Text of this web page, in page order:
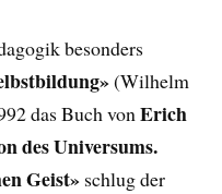
besonders
(Wilhelm
das Buch vonErich
des Universums.
Geist» schlug der